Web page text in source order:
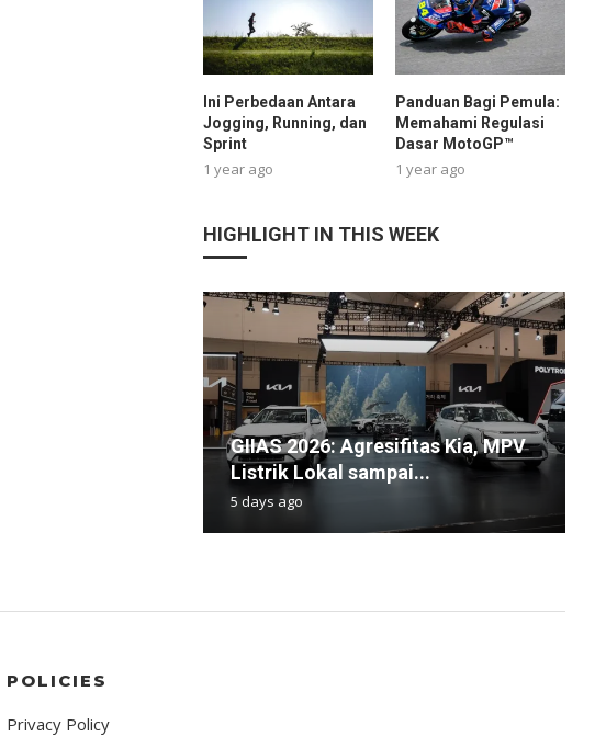
Ini Perbedaan Antara
Jogging, Running, dan
Sprint
1 year ago
Panduan Bagi Pemula:
Memahami Regulasi
Dasar MotoGP™
1 year ago
HIGHLIGHT IN THIS WEEK
GIIAS 2026: Agresifitas Kia, MPV
Listrik Lokal sampai...
5 days ago
POLICIES
Privacy Policy